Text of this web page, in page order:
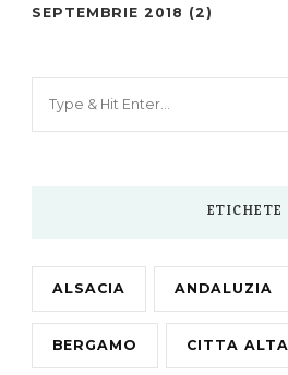
SEPTEMBRIE 2018 (2)
ETICHETE
ALSACIA ANDALUZIA
BERGAMO CITTA ALTA